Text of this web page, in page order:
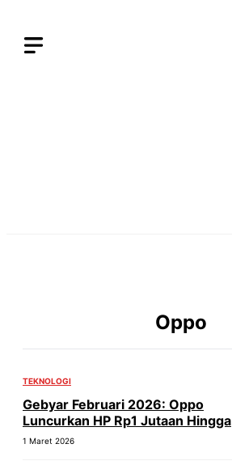
Oppo
TEKNOLOGI
Gebyar Februari 2026: Oppo
Luncurkan HP Rp1 Jutaan Hingga
Flagship 200MP!
1 Maret 2026